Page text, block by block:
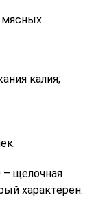
мясных
калия;
щелочная
характерен: